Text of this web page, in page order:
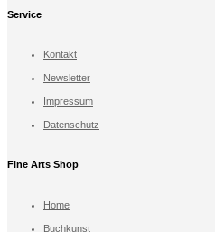
Service
Kontakt
Newsletter
Impressum
Datenschutz
Fine Arts Shop
Home
Buchkunst